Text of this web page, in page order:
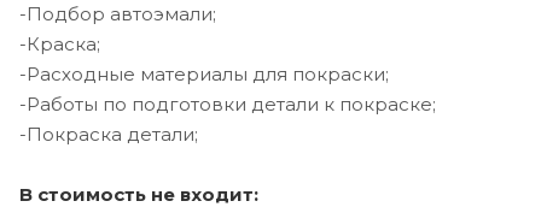
-Подбор автоэмали;
-Краска;
-Расходные материалы для покраски;
-Работы по подготовки детали к покраске;
-Покраска детали;
В стоимость не входит: